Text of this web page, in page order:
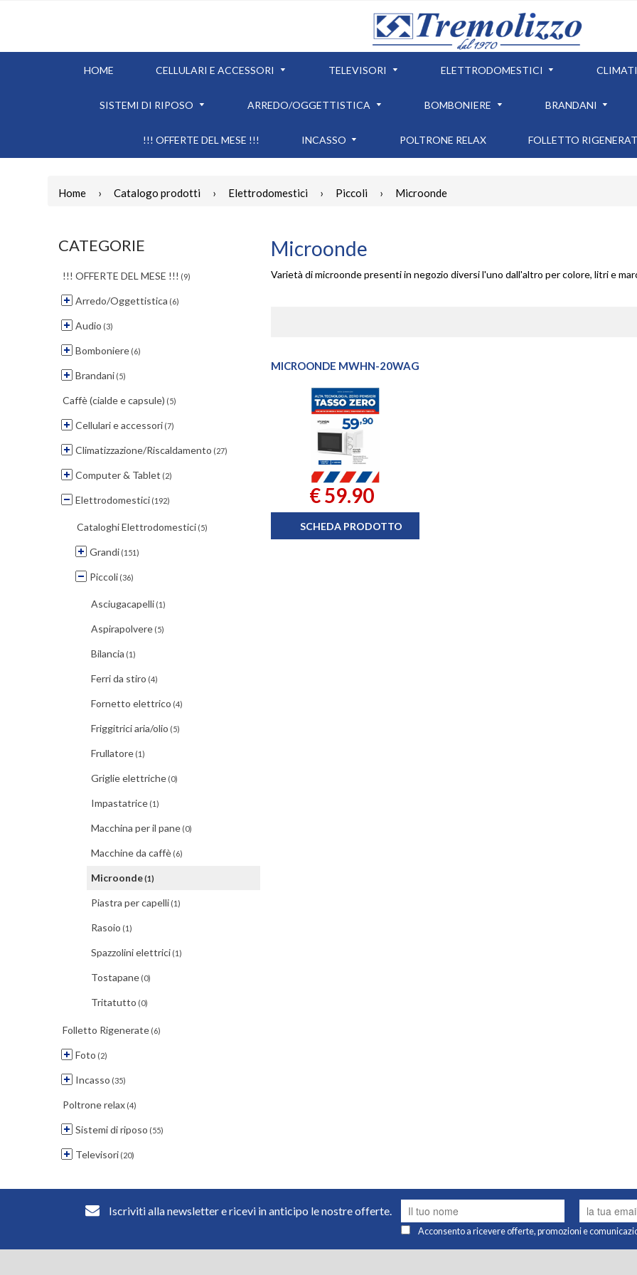
HOME CELLULARI E ACCESSORI TELEVISORI ELETTRODOMESTICI
SISTEMI DI RIPOSO ARREDO/OGGETTISTICA BOMBONIERE BRANDANI
!!! OFFERTE DEL MESE !!! INCASSO POLTRONE RELAX FOLLETTO
Home › Catalogo prodotti › Elettrodomestici › Piccoli › Microonde
Microonde
Varietà di microonde presenti in negozio diversi l'uno dall'altro per colore, litri e
MICROONDE MWHN-20WAG
€ 59.90
SCHEDA PRODOTTO
CATEGORIE
!!! OFFERTE DEL MESE !!! (9)
Arredo/Oggettistica (6)
Audio (3)
Bomboniere (6)
Brandani (5)
Caffè (cialde e capsule) (5)
Cellulari e accessori (7)
Climatizzazione/Riscaldamento (27)
Computer & Tablet (2)
Elettrodomestici (192)
Cataloghi Elettrodomestici (5)
Grandi (151)
Piccoli (36)
Asciugacapelli (1)
Aspirapolvere (5)
Bilancia (1)
Ferri da stiro (4)
Fornetto elettrico (4)
Friggitrici aria/olio (5)
Frullatore (1)
Griglie elettriche (0)
Impastatrice (1)
Macchina per il pane (0)
Macchine da caffè (6)
Microonde(1)
Piastra per capelli (1)
Rasoio (1)
Spazzolini elettrici (1)
Tostapane (0)
Tritatutto (0)
Folletto Rigenerate (6)
Foto (2)
Incasso (35)
Poltrone relax (4)
Sistemi di riposo (55)
Televisori (20)
Iscriviti alla newsletter e ricevi in anticipo le nostre offerte.
Acconsento a ricevere offerte, promozioni e